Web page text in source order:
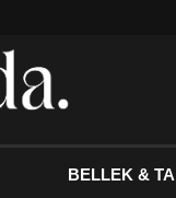
BELLEK &